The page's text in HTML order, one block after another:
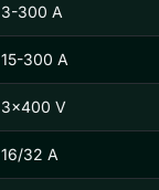
3-300 A
15-300 A
3×400 V
16/32 A